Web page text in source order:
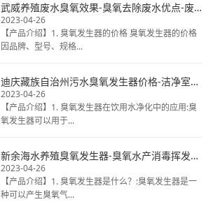
武威养殖废水臭氧效果-臭氧去除废水优点-废水臭氧消毒厂家
2023-04-26
【产品介绍】1. 臭氧发生器的价格 臭氧发生器的价格
因品牌、型号、规格...
迪庆藏族自治州污水臭氧发生器价格-洁净室臭氧消毒热线电话-揭秘桶装水臭氧
2023-04-26
【产品介绍】1. 臭氧发生器在饮用水净化中的应用:臭
氧发生器可以用于...
新余海水养殖臭氧发生器-臭氧水产消毒挥发时间-天然矿泉水臭氧毒
2023-04-26
【产品介绍】1. 臭氧发生器是什么？:臭氧发生器是一
种可以产生臭氧气...